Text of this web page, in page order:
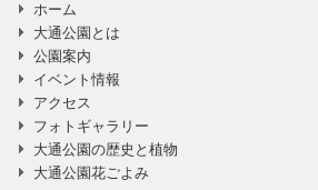
ホーム
大通公園とは
公園案内
イベント情報
アクセス
フォトギャラリー
大通公園の歴史と植物
大通公園花ごよみ